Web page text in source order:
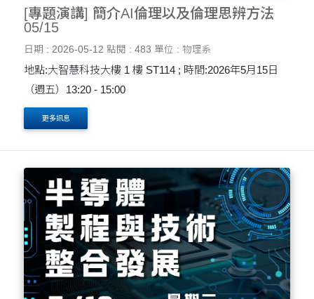
[專題演講] 簡介AI倫理以及倫理思辨方法
05/15
日期 : 2026-05-12 點閱 : 483 單位 : 物理系
地點:大智慧科技大樓 1 樓 ST114 ; 時間:2026年5月15日
（週五）13:20 - 15:00
更多訊息